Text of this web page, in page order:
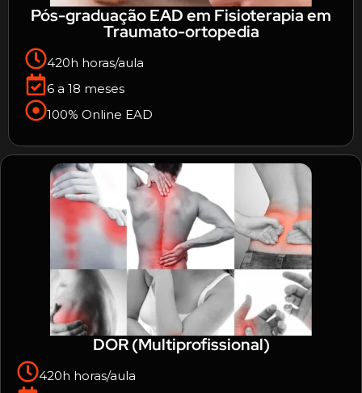
Pós-graduação EAD em Fisioterapia em
Traumato-ortopedia
420h horas/aula
6 a 18 meses
100% Online EAD
DOR (Multiprofissional)
420h horas/aula